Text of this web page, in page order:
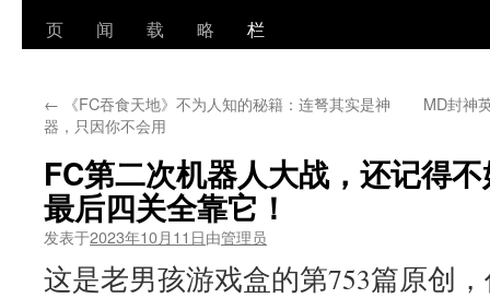
页
闻
载
略
栏
← 《FC吞食天地》不为人知的秘籍：连弩其实是神
器，只因你不会用
MD封神
FC第二次机器人大战，还记得
最后四关全靠它！
发表于2023年10月11日由管理员
这是老男孩游戏盒的第753篇原创